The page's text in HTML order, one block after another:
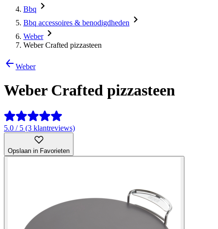
Bbq
Bbq accessoires & benodigdheden
Weber
Weber Crafted pizzasteen
Weber
Weber Crafted pizzasteen
5.0 / 5 (3 klantreviews)
Opslaan in Favorieten